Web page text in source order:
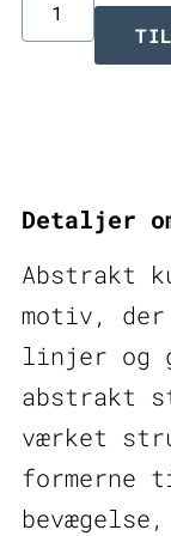
Abstrakt
antal
Detaljer
Abstrakt
motiv, der
linjer og
abstrakt
værket
formerne